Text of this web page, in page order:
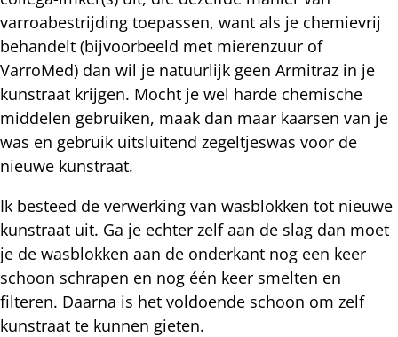
varroabestrijding toepassen, want als je chemievrij
behandelt (bijvoorbeeld met mierenzuur of
VarroMed) dan wil je natuurlijk geen Armitraz in je
kunstraat krijgen. Mocht je wel harde chemische
middelen gebruiken, maak dan maar kaarsen van je
was en gebruik uitsluitend zegeltjeswas voor de
nieuwe kunstraat.
Ik besteed de verwerking van wasblokken tot nieuwe
kunstraat uit. Ga je echter zelf aan de slag dan moet
je de wasblokken aan de onderkant nog een keer
schoon schrapen en nog één keer smelten en
filteren. Daarna is het voldoende schoon om zelf
kunstraat te kunnen gieten.